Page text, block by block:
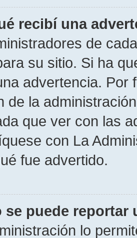
recibí una
de
su sitio. Si ha
advertencia. Por
de la
que ver con las
con La
fue advertido.
se puede reportar
lo